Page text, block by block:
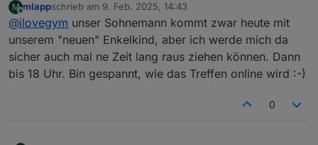
nee, Kamera ist nicht Pflicht, gute
Laune eher :)
18.00 - vorher pack ich es auch nicht..
M
Offline
mlappschrieb am 9. Feb. 2025, 14:43
zuletzt editiert von
@ilovegym unser Sohnemann kommt zwar heute mit
unserem "neuen" Enkelkind, aber ich werde mich da
sicher auch mal ne Zeit lang raus ziehen können. Dann
bis 18 Uhr. Bin gespannt, wie das Treffen online wird :-)
0